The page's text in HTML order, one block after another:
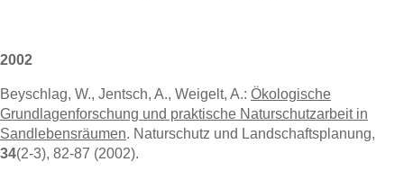
2002
Beyschlag, W., Jentsch, A., Weigelt, A.: Ökologische
Grundlagenforschung und praktische Naturschutzarbeit in
Sandlebensräumen. Naturschutz und Landschaftsplanung,
34(2-3), 82-87 (2002).